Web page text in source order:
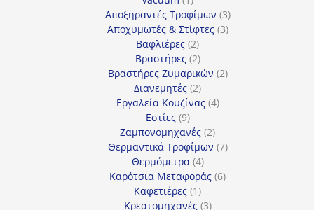
προϊόν
Αποξηραντές Τροφίμων 33
προϊόντα
Αποχυμωτές & Στίφτες 33
Βαφλιέρες 22
προϊόντα
Βραστήρες 22
προϊόντα
Βραστήρες Ζυμαρικών 22
Διανεμητές 22
προϊόντα
Εργαλεία Κουζίνας 44
Εστίες 99
προϊόντα
Ζαμπονομηχανές 22
προϊόντα
Θερμαντικά Τροφίμων 77
Θερμόμετρα 44
προϊόντα
Καρότσια Μεταφοράς 66
Καφετιέρες 11
προϊόν
Κρεατομηχανές 33